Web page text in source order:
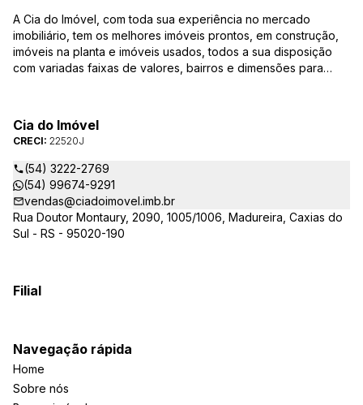
A Cia do Imóvel, com toda sua experiência no mercado
imobiliário, tem os melhores imóveis prontos, em construção,
imóveis na planta e imóveis usados, todos a sua disposição
com variadas faixas de valores, bairros e dimensões para
estarão sempre prontos para responder-lhe todas as suas
dúvidas sobre casas, apartamentos, terrenos, salas comerciais
e outros produtos imobiliários.
Cia do Imóvel
CRECI: 22520J
(54) 3222-2769
(54) 99674-9291
vendas@ciadoimovel.imb.br
Rua Doutor Montaury, 2090, 1005/1006, Madureira, Caxias do
Sul - RS - 95020-190
Filial
Navegação rápida
Home
Sobre nós